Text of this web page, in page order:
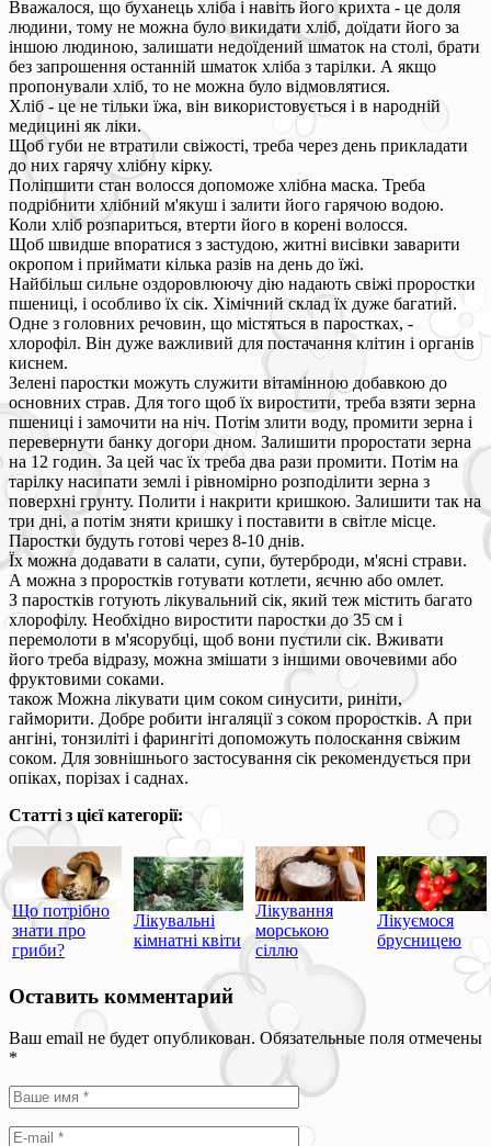
Вважалося, що буханець хліба і навіть його крихта - це доля
людини, тому не можна було викидати хліб, доїдати його за
іншою людиною, залишати недоїдений шматок на столі, брати
без запрошення останній шматок хліба з тарілки. А якщо
пропонували хліб, то не можна було відмовлятися.
Хліб - це не тільки їжа, він використовується і в народній
медицині як ліки.
Щоб губи не втратили свіжості, треба через день прикладати
до них гарячу хлібну кірку.
Поліпшити стан волосся допоможе хлібна маска. Треба
подрібнити хлібний м'якуш і залити його гарячою водою.
Коли хліб розпариться, втерти його в корені волосся.
Щоб швидше впоратися з застудою, житні висівки заварити
окропом і приймати кілька разів на день до їжі.
Найбільш сильне оздоровлюючу дію надають свіжі проростки
пшениці, і особливо їх сік. Хімічний склад їх дуже багатий.
Одне з головних речовин, що містяться в паростках, -
хлорофіл. Він дуже важливий для постачання клітин і органів
киснем.
Зелені паростки можуть служити вітамінною добавкою до
основних страв. Для того щоб їх виростити, треба взяти зерна
пшениці і замочити на ніч. Потім злити воду, промити зерна і
перевернути банку догори дном. Залишити проростати зерна
на 12 годин. За цей час їх треба два рази промити. Потім на
тарілку насипати землі і рівномірно розподілити зерна з
поверхні грунту. Полити і накрити кришкою. Залишити так на
три дні, а потім зняти кришку і поставити в світле місце.
Паростки будуть готові через 8-10 днів.
Їх можна додавати в салати, супи, бутерброди, м'ясні страви.
А можна з проростків готувати котлети, яєчню або омлет.
З паростків готують лікувальний сік, який теж містить багато
хлорофілу. Необхідно виростити паростки до 35 см і
перемолоти в м'ясорубці, щоб вони пустили сік. Вживати
його треба відразу, можна змішати з іншими овочевими або
фруктовими соками.
також Можна лікувати цим соком синусити, риніти,
гайморити. Добре робити інгаляції з соком проростків. А при
ангіні, тонзиліті і фарингіті допоможуть полоскання свіжим
соком. Для зовнішнього застосування сік рекомендується при
опіках, порізах і саднах.
Статті з цієї категорії:
Що потрібно
знати про
гриби?
Лікувальні
кімнатні квіти
Лікування
морською
сіллю
Лікуємося
брусницею
Оставить комментарий
Ваш email не будет опубликован. Обязательные поля отмечены
*